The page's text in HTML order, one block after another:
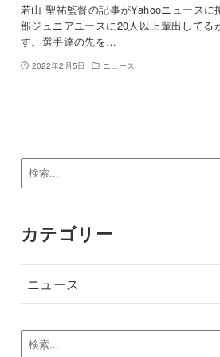
若山 聖祐監督の記事がYahooニュース
部ジュニアユースに20人以上輩出して
す。選手達の先を…
2022年2月5日 ニュース
カテゴリー
ニュース